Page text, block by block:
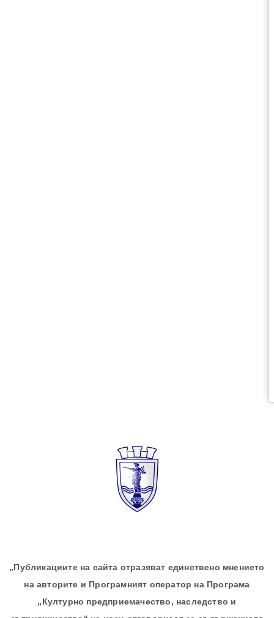
„Публикациите на сайта отразяват единствено мнението
на авторите и Програмният оператор на Програма
„Културно предприемачество, наследство и